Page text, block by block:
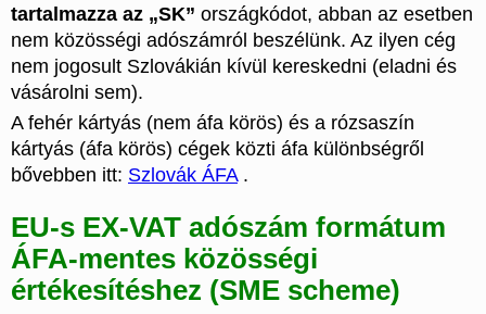
tartalmazza az „SK” országkódot, abban az esetben
nem közösségi adószámról beszélünk. Az ilyen cég
nem jogosult Szlovákián kívül kereskedni (eladni és
vásárolni sem).
A fehér kártyás (nem áfa körös) és a rózsaszín
kártyás (áfa körös) cégek közti áfa különbségről
bővebben itt: Szlovák ÁFA.
EU-s EX-VAT adószám formátum
ÁFA-mentes közösségi
értékesítéshez (SME scheme)